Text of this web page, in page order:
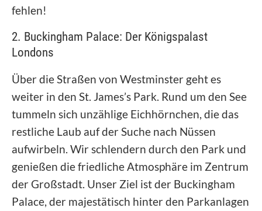
fehlen!
2. Buckingham Palace: Der Königspalast
Londons
Über die Straßen von Westminster geht es
weiter in den St. James’s Park. Rund um den See
tummeln sich unzählige Eichhörnchen, die das
restliche Laub auf der Suche nach Nüssen
aufwirbeln. Wir schlendern durch den Park und
genießen die friedliche Atmosphäre im Zentrum
der Großstadt. Unser Ziel ist der Buckingham
Palace, der majestätisch hinter den Parkanlagen